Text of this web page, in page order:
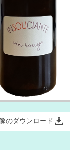
のダウンロード